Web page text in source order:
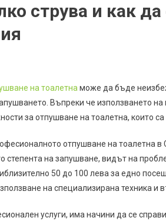
струва и как
на тоалетна може да бъде
Въпреки че използването
за отпушване на тоалетна, които
отпушване на тоалетна
степента на запушване, видът на
50 до 100 лева за едно
на специализирана техника и
услуги, има начини да се